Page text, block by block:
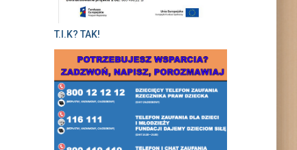
T.I.K? TAK!